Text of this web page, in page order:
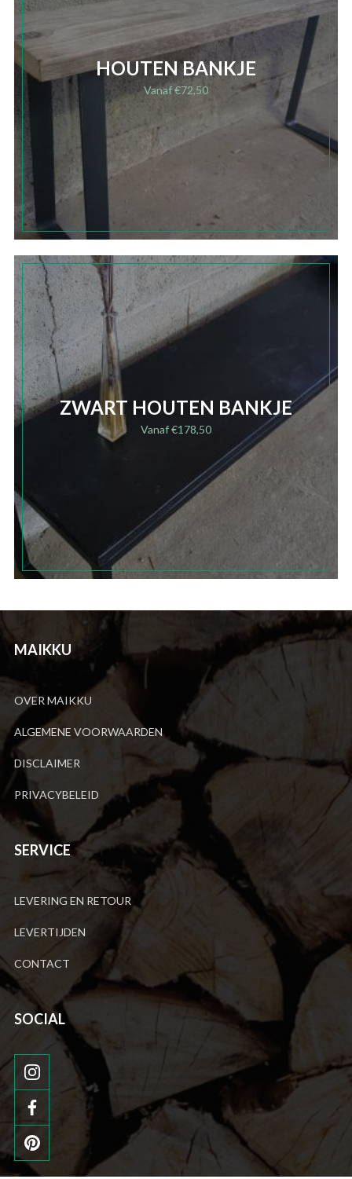
HOUTEN BANKJE
Vanaf€72,50
ZWART HOUTEN BANKJE
Vanaf€178,50
MAIKKU
OVER MAIKKU
ALGEMENE VOORWAARDEN
DISCLAIMER
PRIVACYBELEID
SERVICE
LEVERING EN RETOUR
LEVERTIJDEN
CONTACT
SOCIAL